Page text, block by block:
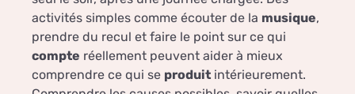
activités simples comme écouter de la musique,
prendre du recul et faire le point sur ce qui
compte réellement peuvent aider à mieux
comprendre ce qui se produit intérieurement.